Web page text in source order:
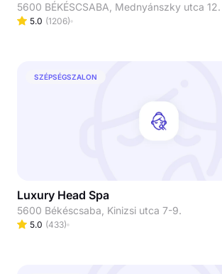
5600 BÉKÉSCSABA, Mednyánszky utca 12.
5.0 (1206)
SZÉPSÉGSZALON
Luxury Head Spa
5600 Békéscsaba, Kinizsi utca 7-9.
5.0 (433)